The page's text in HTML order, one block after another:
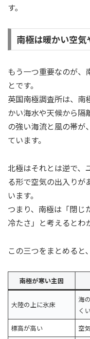
す。
南極は暖かい空
もう一つ重要なのが、
とです。
英国南極調査所は、南
かい海水や天候から隔
の強い海流と風の帯が
ています。
北極はそれとは逆で、
る形で空気の出入りが
います。
つまり、南極は「閉じ
冷たさ」と考えるとわ
この三つをまとめると
南極が寒い主因
大陸の上に氷床
海
くい
標高が高い 空